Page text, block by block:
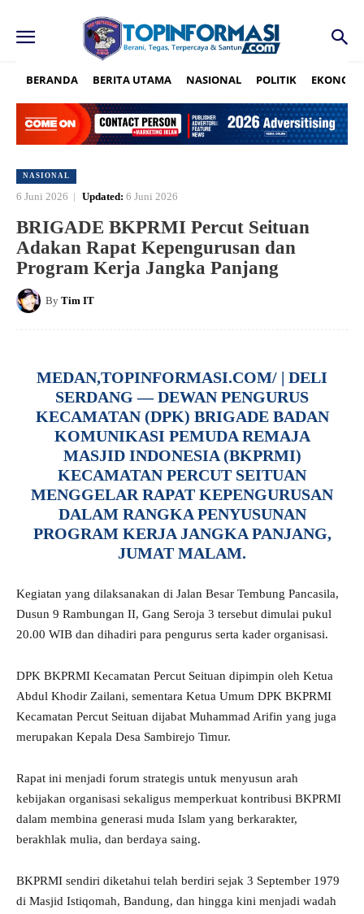
BERANDA BERITA UTAMA NASIONAL POLITIK EKONOMI
NASIONAL
6 Juni 2026 Updated: 6 Juni 2026
BRIGADE BKPRMI Percut Seituan
Adakan Rapat Kepengurusan dan
Program Kerja Jangka Panjang
By Tim IT
MEDAN,TOPINFORMASI.COM/ | DELI
SERDANG — DEWAN PENGURUS
KECAMATAN (DPK) BRIGADE BADAN
KOMUNIKASI PEMUDA REMAJA
MASJID INDONESIA (BKPRMI)
KECAMATAN PERCUT SEITUAN
MENGGELAR RAPAT KEPENGURUSAN
DALAM RANGKA PENYUSUNAN
PROGRAM KERJA JANGKA PANJANG,
JUMAT MALAM.
Kegiatan yang dilaksanakan di Jalan Besar Tembung Pancasila,
Dusun 9 Rambungan II, Gang Seroja 3 tersebut dimulai pukul
20.00 WIB dan dihadiri para pengurus serta kader organisasi.
DPK BKPRMI Kecamatan Percut Seituan dipimpin oleh Ketua
Abdul Khodir Zailani, sementara Ketua Umum DPK BKPRMI
Kecamatan Percut Seituan dijabat Muhammad Arifin yang juga
merupakan Kepala Desa Sambirejo Timur.
Rapat ini menjadi forum strategis untuk menyusun arah
kebijakan organisasi sekaligus memperkuat kontribusi BKPRMI
dalam membina generasi muda Islam yang berkarakter,
berakhlak mulia, dan berdaya saing.
BKPRMI sendiri diketahui telah berdiri sejak 3 September 1979
di Masjid Istiqomah, Bandung, dan hingga kini menjadi wadah